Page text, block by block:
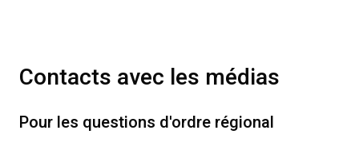
Contacts avec les médias
Pour les questions d'ordre régional